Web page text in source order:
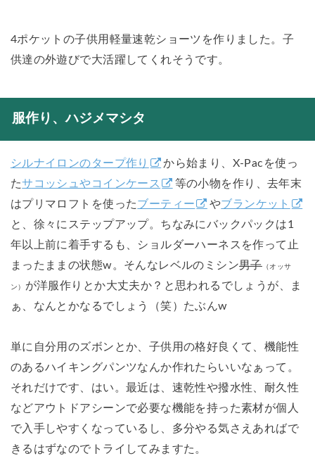
4ポケットの子供用軽量速乾ショーツを作りました。子
供達の外遊びで大活躍してくれそうです。
服作り、ハジメマシタ
シルナイロンのタープ作り
から始まり、X-Pacを使っ
たサコッシュやコインケース
等の小物を作り、去年末
はプリマロフトを使ったブーティー やブランケット
と、徐々にステップアップ。ちなみにバックパックは1
年以上前に着手するも、ショルダーハーネスを作って止
まったままの状態w。そんなレベルのミシン男子（オッサ
ン）
が洋服作りとか大丈夫か？と思われるでしょうが、ま
ぁ、なんとかなるでしょう（笑）たぶんw
単に自分用のズボンとか、子供用の格好良くて、機能性
のあるハイキングパンツなんか作れたらいいなぁって。
それだけです、はい。最近は、速乾性や撥水性、耐久性
などアウトドアシーンで必要な機能を持った素材が個人
で入手しやすくなっているし、多分やる気さえあればで
きるはずなのでトライしてみますた。